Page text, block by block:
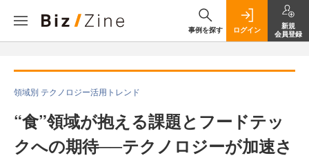
事例を探す ログイン
新規
会員登録
領域別 テクノロジー活用トレンド
“食”領域が抱える課題とフードテッ
クへの期待──テクノロジーが加速さ